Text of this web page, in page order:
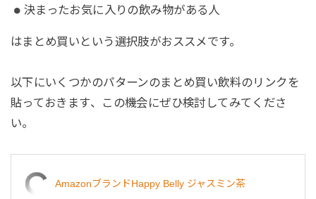
決まったお気に入りの飲み物がある人
はまとめ買いという選択肢がおススメです。
以下にいくつかのパターンのまとめ買い飲料のリンクを
貼っておきます、この機会にぜひ検討してみてくださ
い。
AmazonブランドHappy Belly ジャスミン茶